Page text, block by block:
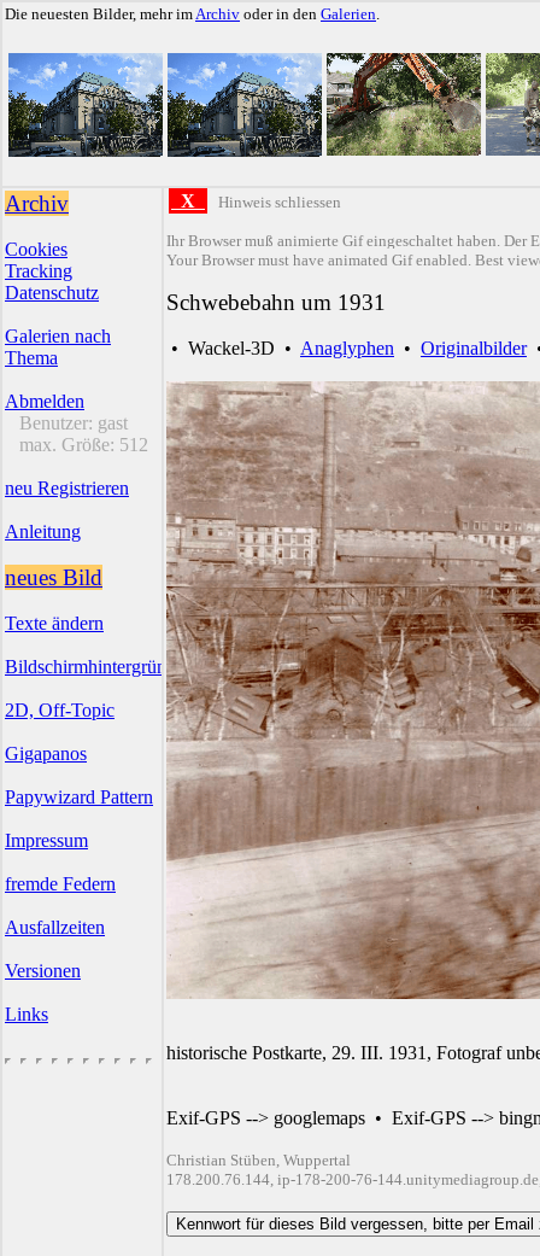
Die neuesten Bilder, mehr imArchiv oder in den Galerien.
Archiv
Cookies
Tracking
Datenschutz
Galerien nach
Thema
Abmelden
Benutzer: gast
max. Größe: 512
neu Registrieren
Anleitung
neues Bild
Texte ändern
Bildschirmhintergründe
2D, Off-Topic
Gigapanos
Papywizard Pattern
Impressum
fremde Federn
Ausfallzeiten
Versionen
Links
X Hinweis schliessen
Ihr Browser muß animierte Gif eingeschaltet haben. Der
Your Browser must have animated Gif enabled. Best
Schwebebahn um 1931
• Wackel-3D • Anaglyphen • Originalbilder
historische Postkarte, 29. III. 1931, Fotograf
Exif-GPS --> googlemaps • Exif-GPS -->
Christian Stüben, Wuppertal
178.200.76.144, ip-178-200-76-